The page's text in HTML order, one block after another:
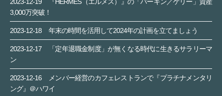
3,000万突破！
2023-12-18 年末の時間を活用して2024年の計画を立てましょう
2023-12-17
「定年退職金制度」が無くなる時代に生きるサラリーマ
ン
2023-12-16
メンバー経営のカフェレストランで『プラチナメンタリ
ング』＠ハワイ